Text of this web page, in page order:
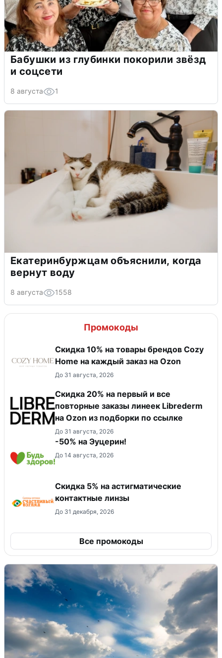
Бабушки из глубинки покорили звёзд
и соцсети
8 августа 1
Екатеринбуржцам объяснили, когда
вернут воду
8 августа 1558
Промокоды
Скидка 10% на товары брендов Cozy
Home на каждый заказ на Оzon
До 31 августа, 2026
Скидка 20% на первый и все
повторные заказы линеек Librederm
на Ozon из подборки по ссылке
До 31 августа, 2026
-50% на Эуцерин!
До 14 августа, 2026
Скидка 5% на астигматические
контактные линзы
До 31 декабря, 2026
Все промокоды